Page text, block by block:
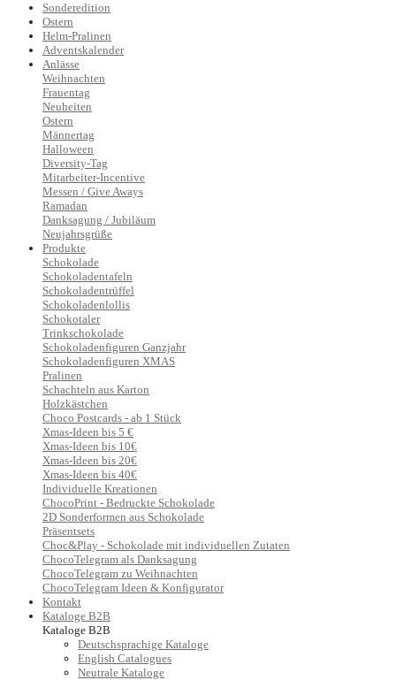
Sonderedition
Ostern
Helm-Pralinen
Adventskalender
Anlässe
Weihnachten
Frauentag
Neuheiten
Ostern
Männertag
Halloween
Diversity-Tag
Mitarbeiter-Incentive
Messen / Give Aways
Ramadan
Danksagung / Jubiläum
Neujahrsgrüße
Produkte
Schokolade
Schokoladentafeln
Schokoladentrüffel
Schokoladenlollis
Schokotaler
Trinkschokolade
Schokoladenfiguren Ganzjahr
Schokoladenfiguren XMAS
Pralinen
Schachteln aus Karton
Holzkästchen
Choco Postcards - ab 1 Stück
Xmas-Ideen bis 5 €
Xmas-Ideen bis 10€
Xmas-Ideen bis 20€
Xmas-Ideen bis 40€
Individuelle Kreationen
ChocoPrint - Bedruckte Schokolade
2D Sonderformen aus Schokolade
Präsentsets
Choc&Play - Schokolade mit individuellen Zutaten
ChocoTelegram als Danksagung
ChocoTelegram zu Weihnachten
ChocoTelegram Ideen & Konfigurator
Kontakt
Kataloge B2B
Kataloge B2B
Deutschsprachige Kataloge
English Catalogues
Neutrale Kataloge